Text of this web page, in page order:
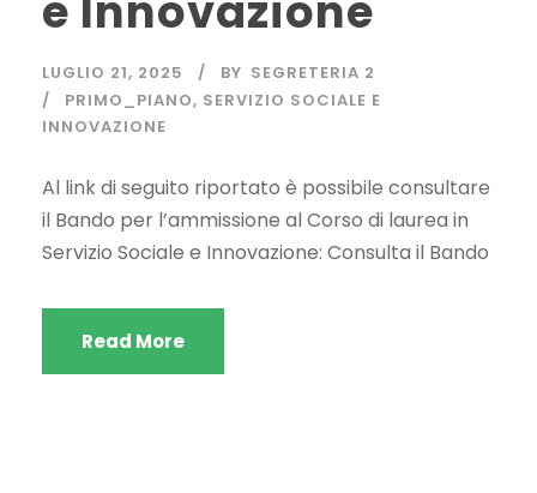
LUGLIO 21, 2025 BY SEGRETERIA 2
PRIMO_PIANO, SERVIZIO SOCIALE E
INNOVAZIONE
Al link di seguito riportato è possibile consultare
il Bando per l’ammissione al Corso di laurea in
Servizio Sociale e Innovazione: Consulta il Bando
Read More